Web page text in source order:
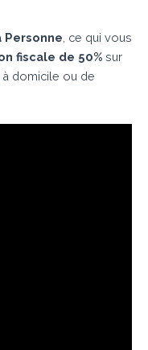
Personne , ce qui vous
fiscale de 50% sur
à domicile ou de